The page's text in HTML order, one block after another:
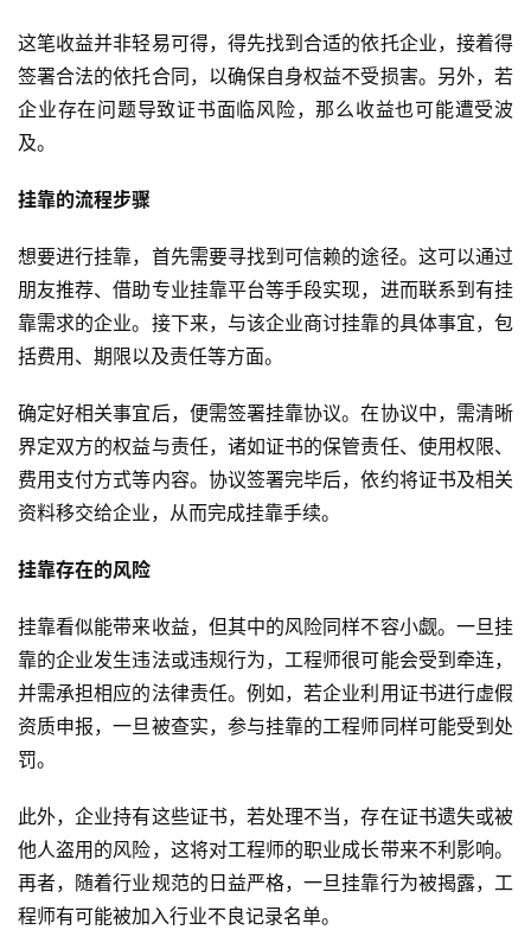
这笔收益并非轻易可得，得先找到合适的依托企业，接着得
签署合法的依托合同，以确保自身权益不受损害。另外，若
企业存在问题导致证书面临风险，那么收益也可能遭受波
及。
挂靠的流程步骤
想要进行挂靠，首先需要寻找到可信赖的途径。这可以通过
朋友推荐、借助专业挂靠平台等手段实现，进而联系到有挂
靠需求的企业。接下来，与该企业商讨挂靠的具体事宜，包
括费用、期限以及责任等方面。
确定好相关事宜后，便需签署挂靠协议。在协议中，需清晰
界定双方的权益与责任，诸如证书的保管责任、使用权限、
费用支付方式等内容。协议签署完毕后，依约将证书及相关
资料移交给企业，从而完成挂靠手续。
挂靠存在的风险
挂靠看似能带来收益，但其中的风险同样不容小觑。一旦挂
靠的企业发生违法或违规行为，工程师很可能会受到牵连，
并需承担相应的法律责任。例如，若企业利用证书进行虚假
资质申报，一旦被查实，参与挂靠的工程师同样可能受到处
罚。
此外，企业持有这些证书，若处理不当，存在证书遗失或被
他人盗用的风险，这将对工程师的职业成长带来不利影响。
再者，随着行业规范的日益严格，一旦挂靠行为被揭露，工
程师有可能被加入行业不良记录名单。